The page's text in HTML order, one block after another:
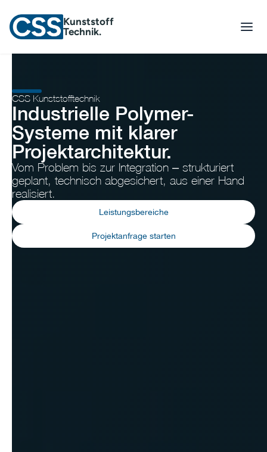
Kunststoff
Technik.
CSS Kunststofftechnik
Industrielle Polymer-
Systeme mit klarer
Projektarchitektur.
Vom Problem bis zur Integration – strukturiert
geplant, technisch abgesichert, aus einer Hand
realisiert.
Leistungsbereiche
Projektanfrage starten